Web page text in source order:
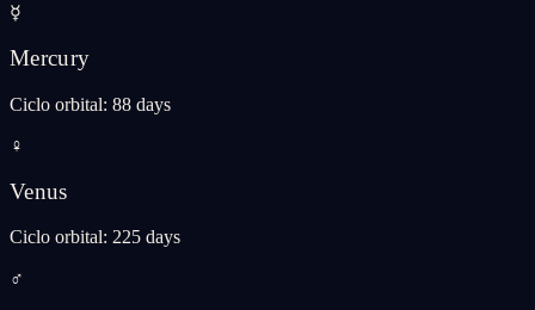
☿
Mercury
Ciclo orbital: 88 days
♀
Venus
Ciclo orbital: 225 days
♂